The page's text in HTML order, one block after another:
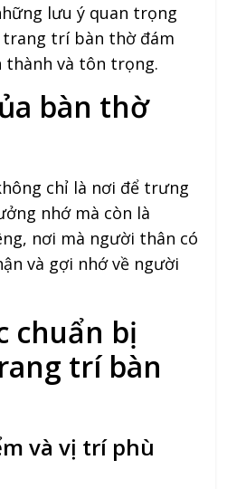
lưu ý quan trọng
trang trí bàn thờ đám
thành và tôn trọng.
bàn thờ
chỉ là nơi để trưng
nhớ mà còn là
nơi mà người thân có
và gợi nhớ về người
chuẩn bị
trí bàn
và vị trí phù